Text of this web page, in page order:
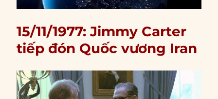
15/11/1977: Jimmy Carter
tiếp đón Quốc vương Iran